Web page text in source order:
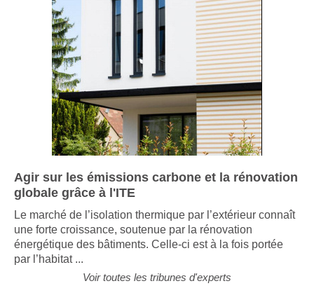
Agir sur les émissions carbone et la rénovation
globale grâce à l'ITE
Le marché de l’isolation thermique par l’extérieur connaît
une forte croissance, soutenue par la rénovation
énergétique des bâtiments. Celle-ci est à la fois portée
par l’habitat ...
Voir toutes les tribunes d'experts